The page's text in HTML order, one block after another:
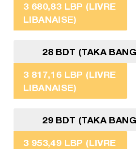
3 680,83 LBP (LIVRE
LIBANAISE)
28 BDT (TAKA
3 817,16 LBP (LIVRE
LIBANAISE)
29 BDT (TAKA
3 953,49 LBP (LIVRE